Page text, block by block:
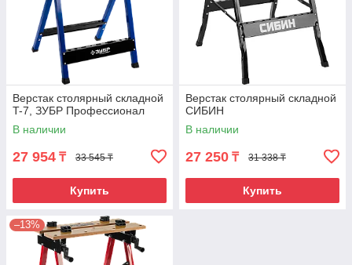
Верстак столярный складной
T-7, ЗУБР Профессионал
В наличии
27 954 ₸ 33 545 ₸
Купить
Верстак столярный складной
СИБИН
В наличии
27 250 ₸ 31 338 ₸
Купить
–13%